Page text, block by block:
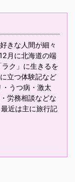
きな人間が細々
月に北海道の端
ク」に生きるを
立つ体験記など
うつ病・激太
労務相談などな
近は主に旅行記